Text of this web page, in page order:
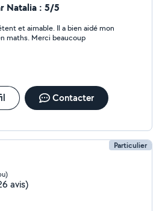
aussi bien des jeunes en
(y compris bénéficiant d'un
devoirs et la préparation des
physique, anglais, espagnol),
bienveillance et adaptation aux
chacun : n'hésitez pas me
Natalia : 5/5
et aimable. Il a bien aidé mon
notes en maths. Merci beaucoup
Contacter
Particulier
avis)